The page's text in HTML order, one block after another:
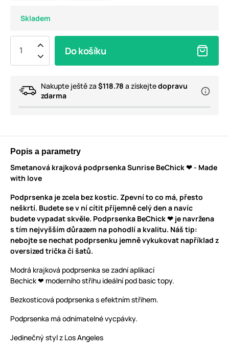
Skladem
Do košíku
Nakupte ještě za $118.78 a získejtedopravu
zdarma
Popis a parametry
Smetanová krajková podprsenka Sunrise BeChick ❤ - Made
with love
Podprsenka je zcela bez kostic. Zpevní to co má, přesto
neškrtí. Budete se v ní cítit příjemně celý den a navíc
budete vypadat skvěle. Podprsenka BeChick ❤ je navržena
s tím nejvyšším důrazem na pohodlí a kvalitu. Náš tip:
nebojte se nechat podprsenku jemně vykukovat například z
oversized trička či šatů.
Modrá krajková podprsenka se zadní aplikací
Bechick ❤ moderního střihu ideální pod basic topy.
Bezkosticová podprsenka s efektním střihem.
Podprsenka má odnímatelné vycpávky.
Jedinečný styl z Los Angeles